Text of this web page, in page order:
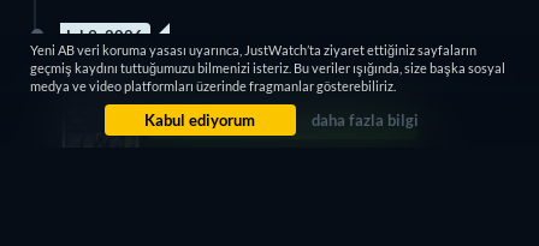
Jul 9, 2026
2 eser
Yeni AB veri koruma yasası uyarınca, JustWatch’ta ziyaret ettiğiniz sayfaların
geçmiş kaydını tuttuğumuzu bilmenizi isteriz. Bu veriler ışığında, size başka sosyal
medya ve video platformları üzerinde fragmanlar gösterebiliriz.
Kabul ediyorum daha fazla bilgi